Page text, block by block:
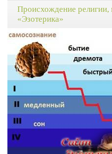
Происхождение религии,
«Эзотерика»